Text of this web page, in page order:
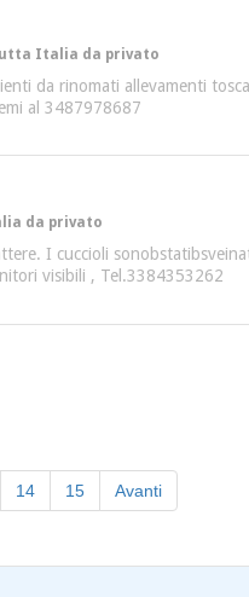
tutta Italia da privato
da rinomati allevamenti
al 3487978687
da privato
I cuccioli
visibili , Tel.3384353262
14 15 Avanti